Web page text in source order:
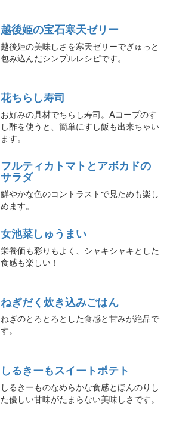
越後姫の宝石寒天ゼリー
越後姫の美味しさを寒天ゼリーでぎゅっと
包み込んだシンプルレシピです。
花ちらし寿司
お好みの具材でちらし寿司。Aコープのす
し酢を使うと、簡単にすし飯も出来ちゃい
ます。
フルティカトマトとアボカドの
サラダ
鮮やかな色のコントラストで見ためも楽し
めます。
女池菜しゅうまい
栄養価も彩りもよく、シャキシャキとした
食感も楽しい！
ねぎだく炊き込みごはん
ねぎのとろとろとした食感と甘みが絶品で
す。
しるきーもスイートポテト
しるきーものなめらかな食感とほんのりし
た優しい甘味がたまらない美味しさです。